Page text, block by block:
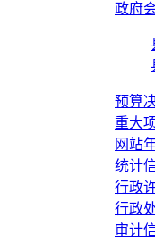
政府
预算
重大
网站
统计
行政
行政
审计